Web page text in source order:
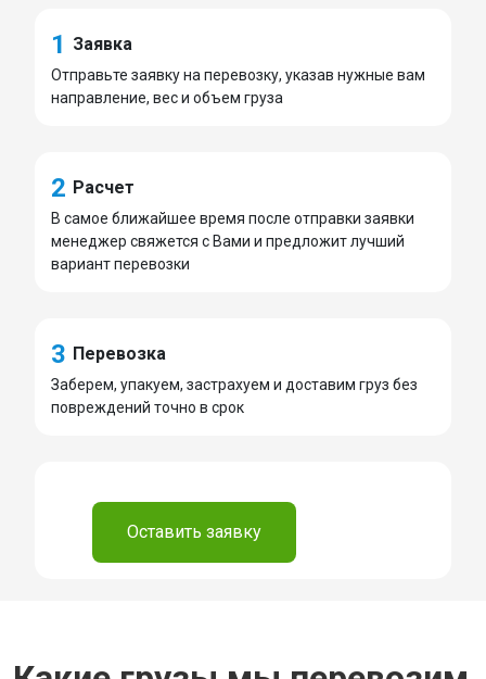
1 Заявка
Отправьте заявку на перевозку, указав нужные вам
направление, вес и объем груза
2 Расчет
В самое ближайшее время после отправки заявки
менеджер свяжется с Вами и предложит лучший
вариант перевозки
3 Перевозка
Заберем, упакуем, застрахуем и доставим груз без
повреждений точно в срок
Оставить заявку